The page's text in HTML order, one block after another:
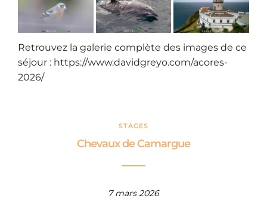
Retrouvez la galerie complète des images de ce
séjour : https://www.davidgreyo.com/acores-
2026/
STAGES
Chevaux de Camargue
7 mars 2026